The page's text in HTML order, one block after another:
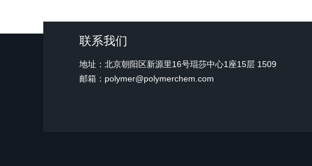
联系我们
地址：北京朝阳区新源里16号琨莎中心1座15层 1509
邮箱：polymer@polymerchem.com